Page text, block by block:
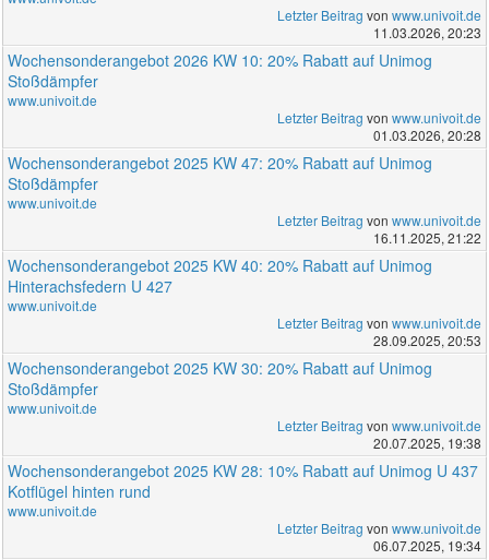
Letzter Beitrag von www.univoit.de
11.03.2026, 20:23
Wochensonderangebot 2026 KW 10: 20% Rabatt auf Unimog
Stoßdämpfer
www.univoit.de
Letzter Beitrag von www.univoit.de
01.03.2026, 20:28
Wochensonderangebot 2025 KW 47: 20% Rabatt auf Unimog
Stoßdämpfer
www.univoit.de
Letzter Beitrag von www.univoit.de
16.11.2025, 21:22
Wochensonderangebot 2025 KW 40: 20% Rabatt auf Unimog
Hinterachsfedern U 427
www.univoit.de
Letzter Beitrag von www.univoit.de
28.09.2025, 20:53
Wochensonderangebot 2025 KW 30: 20% Rabatt auf Unimog
Stoßdämpfer
www.univoit.de
Letzter Beitrag von www.univoit.de
20.07.2025, 19:38
Wochensonderangebot 2025 KW 28: 10% Rabatt auf Unimog U 437
Kotflügel hinten rund
www.univoit.de
Letzter Beitrag von www.univoit.de
06.07.2025, 19:34